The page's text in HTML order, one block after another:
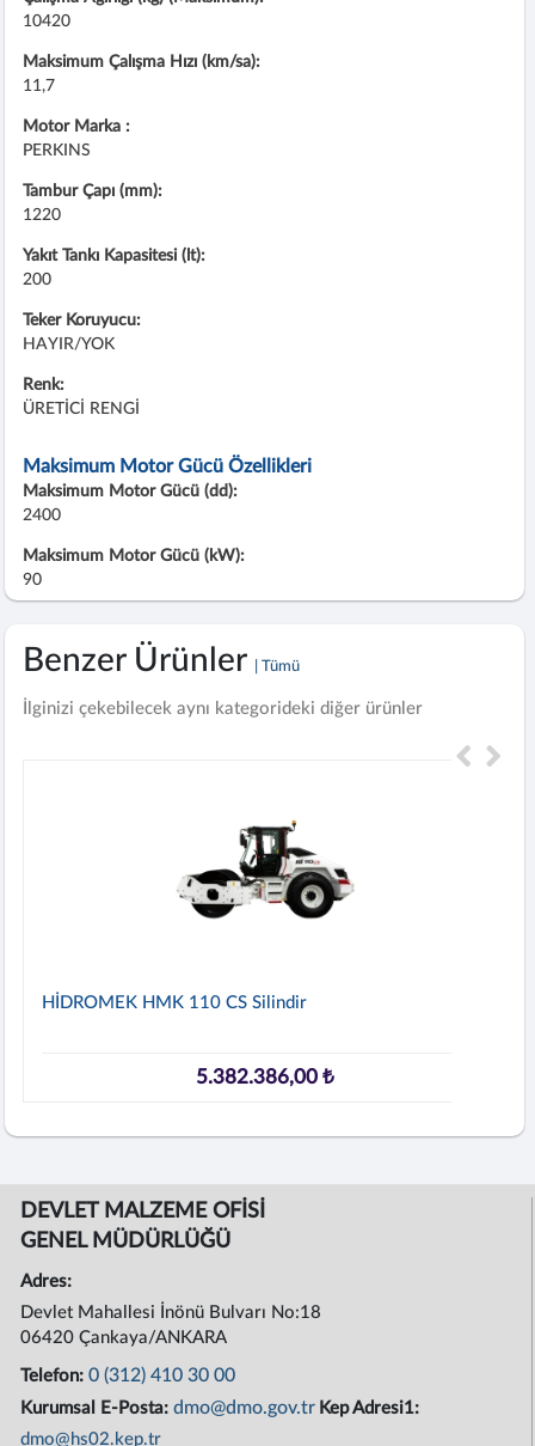
10420
Maksimum Çalışma Hızı (km/sa):
11,7
Motor Marka :
PERKINS
Tambur Çapı (mm):
1220
Yakıt Tankı Kapasitesi (lt):
200
Teker Koruyucu:
HAYIR/YOK
Renk:
ÜRETİCİ RENGİ
Maksimum Motor Gücü Özellikleri
Maksimum Motor Gücü (dd):
2400
Maksimum Motor Gücü (kW):
90
Benzer Ürünler | Tümü
İlginizi çekebilecek aynı kategorideki diğer ürünler
HİDROMEK HMK 110 CS Silindir
5.382.386,00 ₺
DEVLET MALZEME OFİSİ
GENEL MÜDÜRLÜĞÜ
Adres:
Devlet Mahallesi İnönü Bulvarı No:18
06420 Çankaya/ANKARA
Telefon:0 (312) 410 30 00
Kurumsal E-Posta:dmo@dmo.gov.tr Kep Adresi1:
dmo@hs02.kep.tr